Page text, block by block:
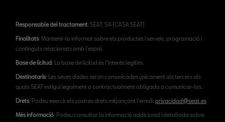
Responsable del tractament: SEAT, SA (CASA SEAT)
Finalitats: Mantenir-lo informat sobre els productes i serveis, programació i
continguts relacionats amb l'espai.
Base de licitud: La base de licitud és l’interès legítim.
Destinataris: Les seves dades seran comunicades únicament als tercers als
quals SEAT estigui legalment o contractualment obligada a comunicar-los.
Drets: Podeu exercir els vostres drets mitjançant l'email: privacidad@seat.es
Més informació: Podeu consultar la informació addicional i detallada sobre